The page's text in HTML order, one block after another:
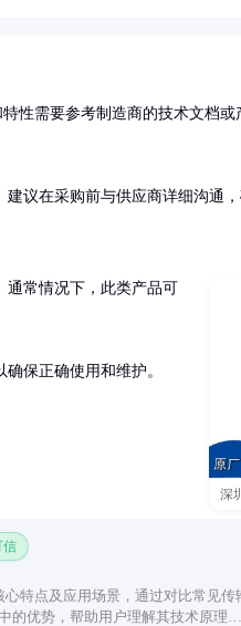
性需要参考制造商的技术文档
议在采购前与供应商详细沟通，
深
通常情况下，此类产品可
保正确使用和维护。
信
特点及应用场景，通过对比常见传
的优势，帮助用户理解其技术原理和